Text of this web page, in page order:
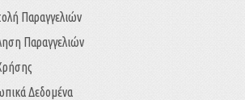
Παραγγελιών
Παραγγελιών
Δεδομένα